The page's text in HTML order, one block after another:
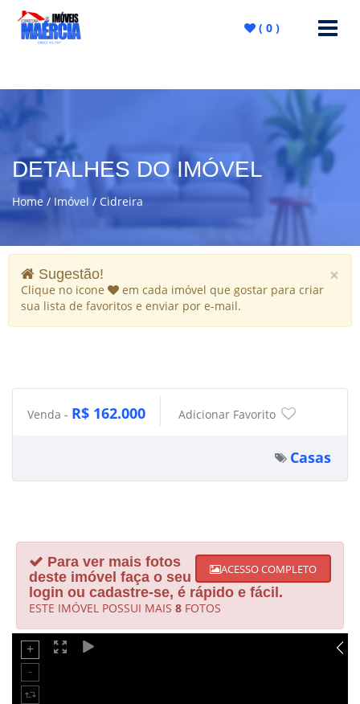
( 0 )
DETALHES DO IMÓVEL
Home Imóvel Cidreira
×
Sugestão!
Clique no icone
em cada imóvel que gostar para criar
sua lista de favoritos e enviar por e-mail.
Venda - R$ 162.000 Adicionar Favorito
Casas
ACESSO COMPLETO
Para ver mais fotos
deste imóvel faça o seu
login ou cadastre-se, é rápido e fácil.
ESTE IMÓVEL POSSUI MAIS 8 FOTOS